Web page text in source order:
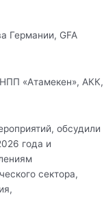
Германии, GFA
«Атамекен», АКК,
обсудили
года и
сектора,